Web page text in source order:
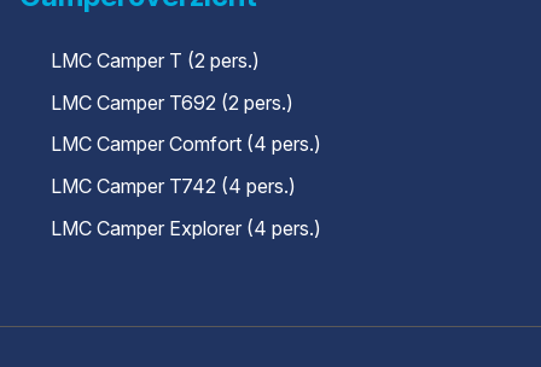
LMC Camper T (2 pers.)
LMC Camper T692 (2 pers.)
LMC Camper Comfort (4 pers.)
LMC Camper T742 (4 pers.)
LMC Camper Explorer (4 pers.)